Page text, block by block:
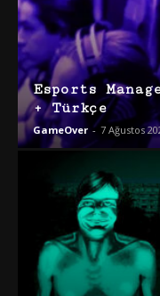
Esports
+ Türkçe
GameOver - 7 Ağustos